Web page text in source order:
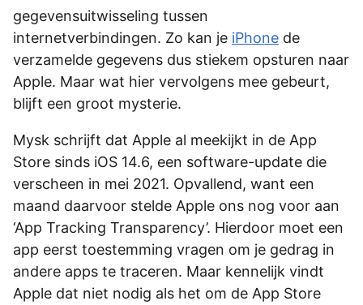
gegevensuitwisseling tussen
internetverbindingen. Zo kan je iPhone de
verzamelde gegevens dus stiekem opsturen naar
Apple. Maar wat hier vervolgens mee gebeurt,
blijft een groot mysterie.
Mysk schrijft dat Apple al meekijkt in de App
Store sinds iOS 14.6, een software-update die
verscheen in mei 2021. Opvallend, want een
maand daarvoor stelde Apple ons nog voor aan
‘App Tracking Transparency’. Hierdoor moet een
app eerst toestemming vragen om je gedrag in
andere apps te traceren. Maar kennelijk vindt
Apple dat niet nodig als het om de App Store